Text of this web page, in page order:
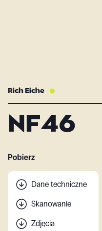
Rich Eiche
NF46
Pobierz
Dane techniczne
Skanowanie
Zdjęcia